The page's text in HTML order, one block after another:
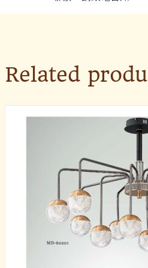
Related